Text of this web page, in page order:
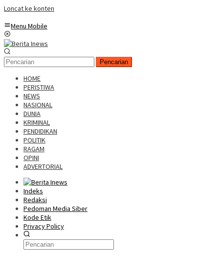
Loncat ke konten
Menu Mobile
Pencarian
HOME
PERISTIWA
NEWS
NASIONAL
DUNIA
KRIMINAL
PENDIDIKAN
POLITIK
RAGAM
OPINI
ADVERTORIAL
Indeks
Redaksi
Pedoman Media Siber
Kode Etik
Privacy Policy